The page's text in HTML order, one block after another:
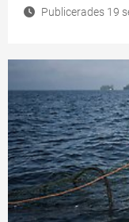
landsbygden i en
Publicerades 19